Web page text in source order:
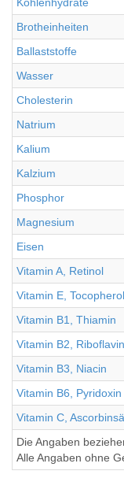
Brotheinheiten
Ballaststoffe
Wasser
Cholesterin
Natrium
Kalium
Kalzium
Phosphor
Magnesium
Eisen
Vitamin A, Retinol
Vitamin E, Tocopherol
Vitamin B1, Thiamin
Vitamin B2, Riboflavin
Vitamin B3, Niacin
Vitamin B6, Pyridoxin
Vitamin C,
Die Angaben
Alle Angaben ohne